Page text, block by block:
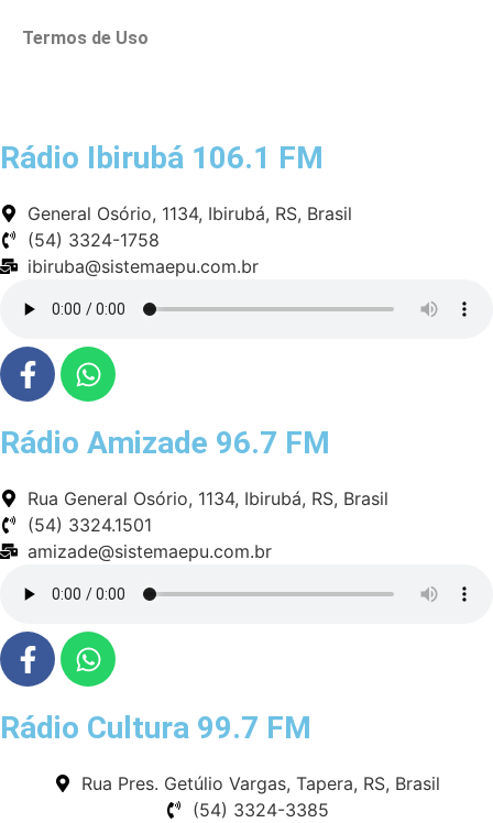
Termos de Uso
Rádio Ibirubá 106.1 FM
General Osório, 1134, Ibirubá, RS, Brasil
(54) 3324-1758
ibiruba@sistemaepu.com.br
Rádio Amizade 96.7 FM
Rua General Osório, 1134, Ibirubá, RS, Brasil
(54) 3324.1501
amizade@sistemaepu.com.br
Rádio Cultura 99.7 FM
Rua Pres. Getúlio Vargas, Tapera, RS, Brasil
(54) 3324-3385